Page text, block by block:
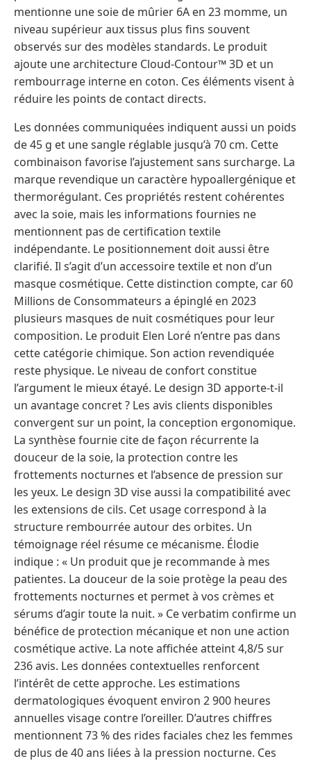
mentionne une soie de mûrier 6A en 23 momme, un
niveau supérieur aux tissus plus fins souvent
observés sur des modèles standards. Le produit
ajoute une architecture Cloud-Contour™ 3D et un
rembourrage interne en coton. Ces éléments visent à
réduire les points de contact directs.
Les données communiquées indiquent aussi un poids
de 45 g et une sangle réglable jusqu’à 70 cm. Cette
combinaison favorise l’ajustement sans surcharge. La
marque revendique un caractère hypoallergénique et
thermorégulant. Ces propriétés restent cohérentes
avec la soie, mais les informations fournies ne
mentionnent pas de certification textile
indépendante. Le positionnement doit aussi être
clarifié. Il s’agit d’un accessoire textile et non d’un
masque cosmétique. Cette distinction compte, car 60
Millions de Consommateurs a épinglé en 2023
plusieurs masques de nuit cosmétiques pour leur
composition. Le produit Elen Loré n’entre pas dans
cette catégorie chimique. Son action revendiquée
reste physique. Le niveau de confort constitue
l’argument le mieux étayé. Le design 3D apporte-t-il
un avantage concret ? Les avis clients disponibles
convergent sur un point, la conception ergonomique.
La synthèse fournie cite de façon récurrente la
douceur de la soie, la protection contre les
frottements nocturnes et l’absence de pression sur
les yeux. Le design 3D vise aussi la compatibilité avec
les extensions de cils. Cet usage correspond à la
structure rembourrée autour des orbites. Un
témoignage réel résume ce mécanisme. Élodie
indique : « Un produit que je recommande à mes
patientes. La douceur de la soie protège la peau des
frottements nocturnes et permet à vos crèmes et
sérums d’agir toute la nuit. » Ce verbatim confirme un
bénéfice de protection mécanique et non une action
cosmétique active. La note affichée atteint 4,8/5 sur
236 avis. Les données contextuelles renforcent
l’intérêt de cette approche. Les estimations
dermatologiques évoquent environ 2 900 heures
annuelles visage contre l’oreiller. D’autres chiffres
mentionnent 73 % des rides faciales chez les femmes
de plus de 40 ans liées à la pression nocturne. Ces